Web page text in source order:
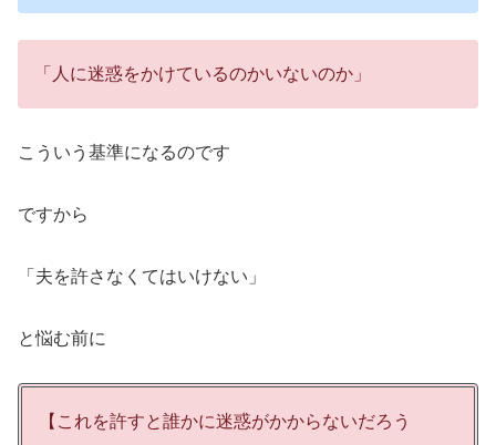
「人に迷惑をかけているのかいないのか」
こういう基準になるのです
ですから
「夫を許さなくてはいけない」
と悩む前に
【これを許すと誰かに迷惑がかからないだろう